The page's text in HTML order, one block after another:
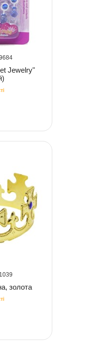
Jewelry"
золота